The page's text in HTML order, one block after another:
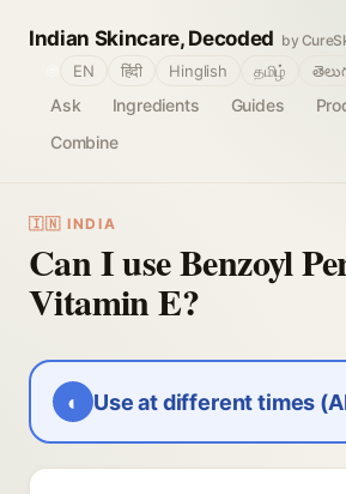
Indian Skincare, Decoded by
Ask Ingredients Guides
Combine
EN हिंदी Hinglish தமிழ்
🇮🇳 INDIA
Can I use Benzoyl
Vitamin E?
◐ Use at different times